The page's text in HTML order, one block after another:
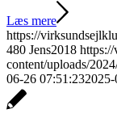
Læs mere
https://
480 Jens2018
content/uploads/
06-26 07:51:23